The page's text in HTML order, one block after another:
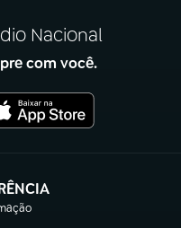
Nacional
com você.
em nova aba)